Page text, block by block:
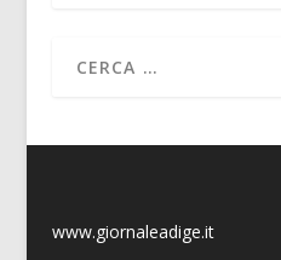
www.giornaleadige.it